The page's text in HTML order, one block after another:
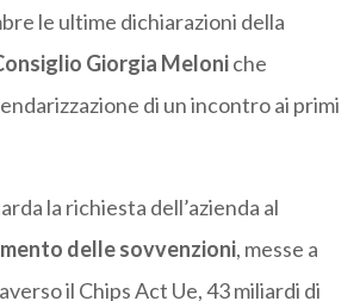
le ultime dichiarazioni della
Giorgia Meloniche
di un incontro ai primi
la richiesta dell’azienda al
delle sovvenzioni, messe a
il Chips Act Ue, 43 miliardi di